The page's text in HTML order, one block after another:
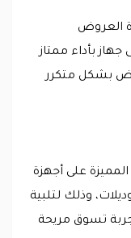
العروض
بأداء ممتاز
بشكل متكرر
على أجهزة
وذلك لتلبية
تسوق مريحة